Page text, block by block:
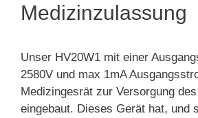
Medizinzulassung
Unser HV20W1 mit einer
2580V und max 1mA
Medizingesrät zur Versorgung
eingebaut. Dieses Gerät hat, und